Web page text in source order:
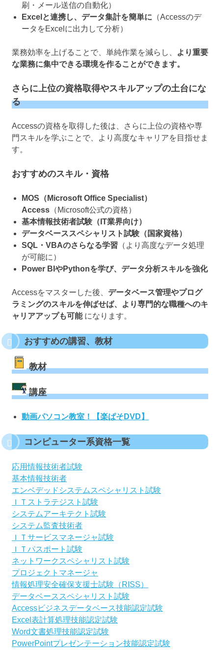
刷・メール送信の自動化）
Excelと連携し、データ集計を簡単に （Accessのデ
ータをExcelに出力して分析）
業務効率を上げることで、単純作業を減らし、
より重要
な業務に集中できる環境を作ることができます。
さらに上位の資格取得やスキルアップの土台にな
る
Accessの資格を取得した後は、さらに上位の資格や専
門スキルを学ぶことで、より高度なキャリアを目指せま
す。
おすすめのスキル・資格
MOS（Microsoft Office Specialist）
Access （Microsoft公式の資格）
基本情報技術者試験（IT業界向け）
データベーススペシャリスト試験（国家資格）
SQL・VBAのさらなる学習 （より高度なデータ処理
が可能に）
Power BIやPythonを学び、データ分析スキルを強化
Accessをマスターした後、 データベース管理やプログ
ラミングのスキルを伸ばせば、より専門的な職種へのキ
ャリアアップも可能になります。
おすすめの講習、教材
教材
講座
動画パソコン教室！【楽ぱそDVD】
コンピューター系資格一覧
応用情報技術者試験
基本情報技術者
エンベデッドシステムスペシャリスト試験
ＩＴストラテジスト試験
システムアーキテクト試験
システム監査技術者
ＩＴサービスマネージャ試験
ＩＴパスポート試験
ネットワークスペシャリスト試験
プロジェクトマネージャ
情報処理安全確保支援士試験（RISS）
データベーススペシャリスト試験
Accessビジネスデータベース技能認定試験
Excel表計算処理技能認定試験
Word文書処理技能認定試験
PowerPointプレゼンテーション技能認定試験